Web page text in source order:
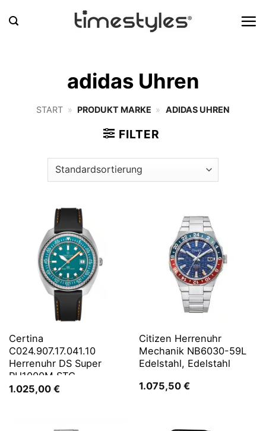
Inhalt
adidas Uhren
START » PRODUKT MARKE » ADIDAS UHREN
FILTER
Certina
C024.907.17.041.10
Herrenuhr DS Super
PH1000M STC
1.025,00 €
Citizen Herrenuhr
Mechanik NB6030-59L
Edelstahl, Edelstahl
1.075,50 €